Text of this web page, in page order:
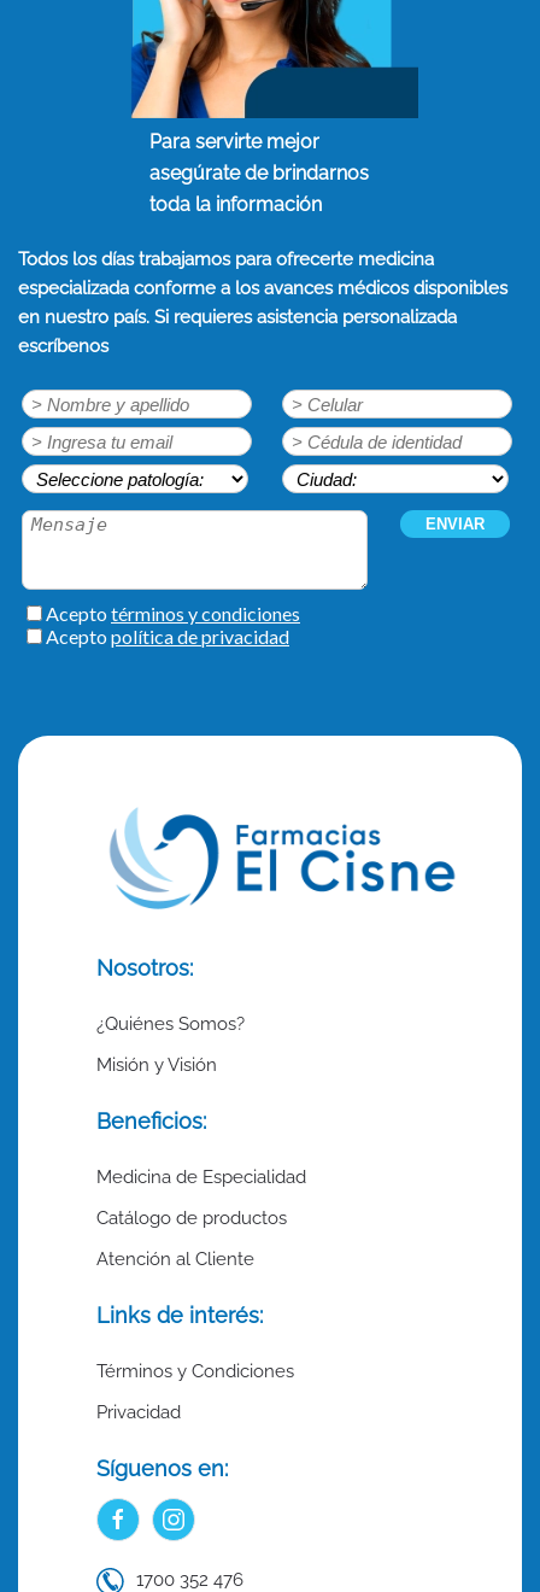
Para servirte mejor
asegúrate de brindarnos
toda la información
Todos los días trabajamos para ofrecerte medicina
especializada conforme a los avances médicos disponibles
en nuestro país. Si requieres asistencia personalizada
escríbenos
Nosotros:
¿Quiénes Somos?
Misión y Visión
Beneficios:
Medicina de Especialidad
Catálogo de productos
Atención al Cliente
Links de interés:
Términos y Condiciones
Privacidad
Síguenos en:
1700 352 476